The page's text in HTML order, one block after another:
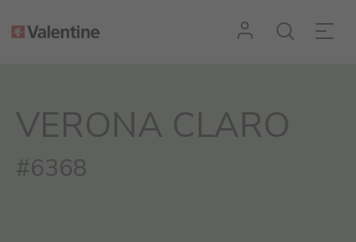
VERONA CLARO
#6368